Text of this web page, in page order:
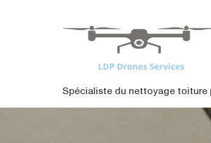
Spécialiste du nettoyage toiture